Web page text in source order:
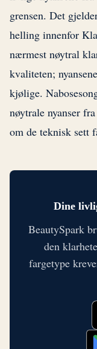
grensen. Det
helling innenfor
nærmest nøytral
kvaliteten;
kjølige.
nøytrale nyanser
om de teknisk sett
Dine
BeautySpark
den
fargetype